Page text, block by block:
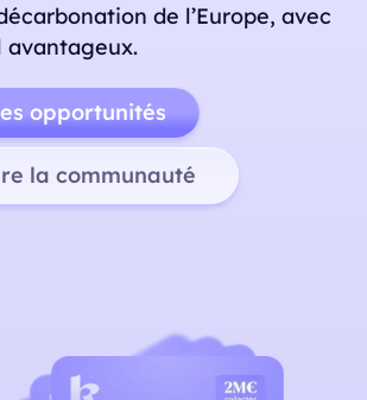
de l’Europe, avec
avantageux.
opportunités
la communauté